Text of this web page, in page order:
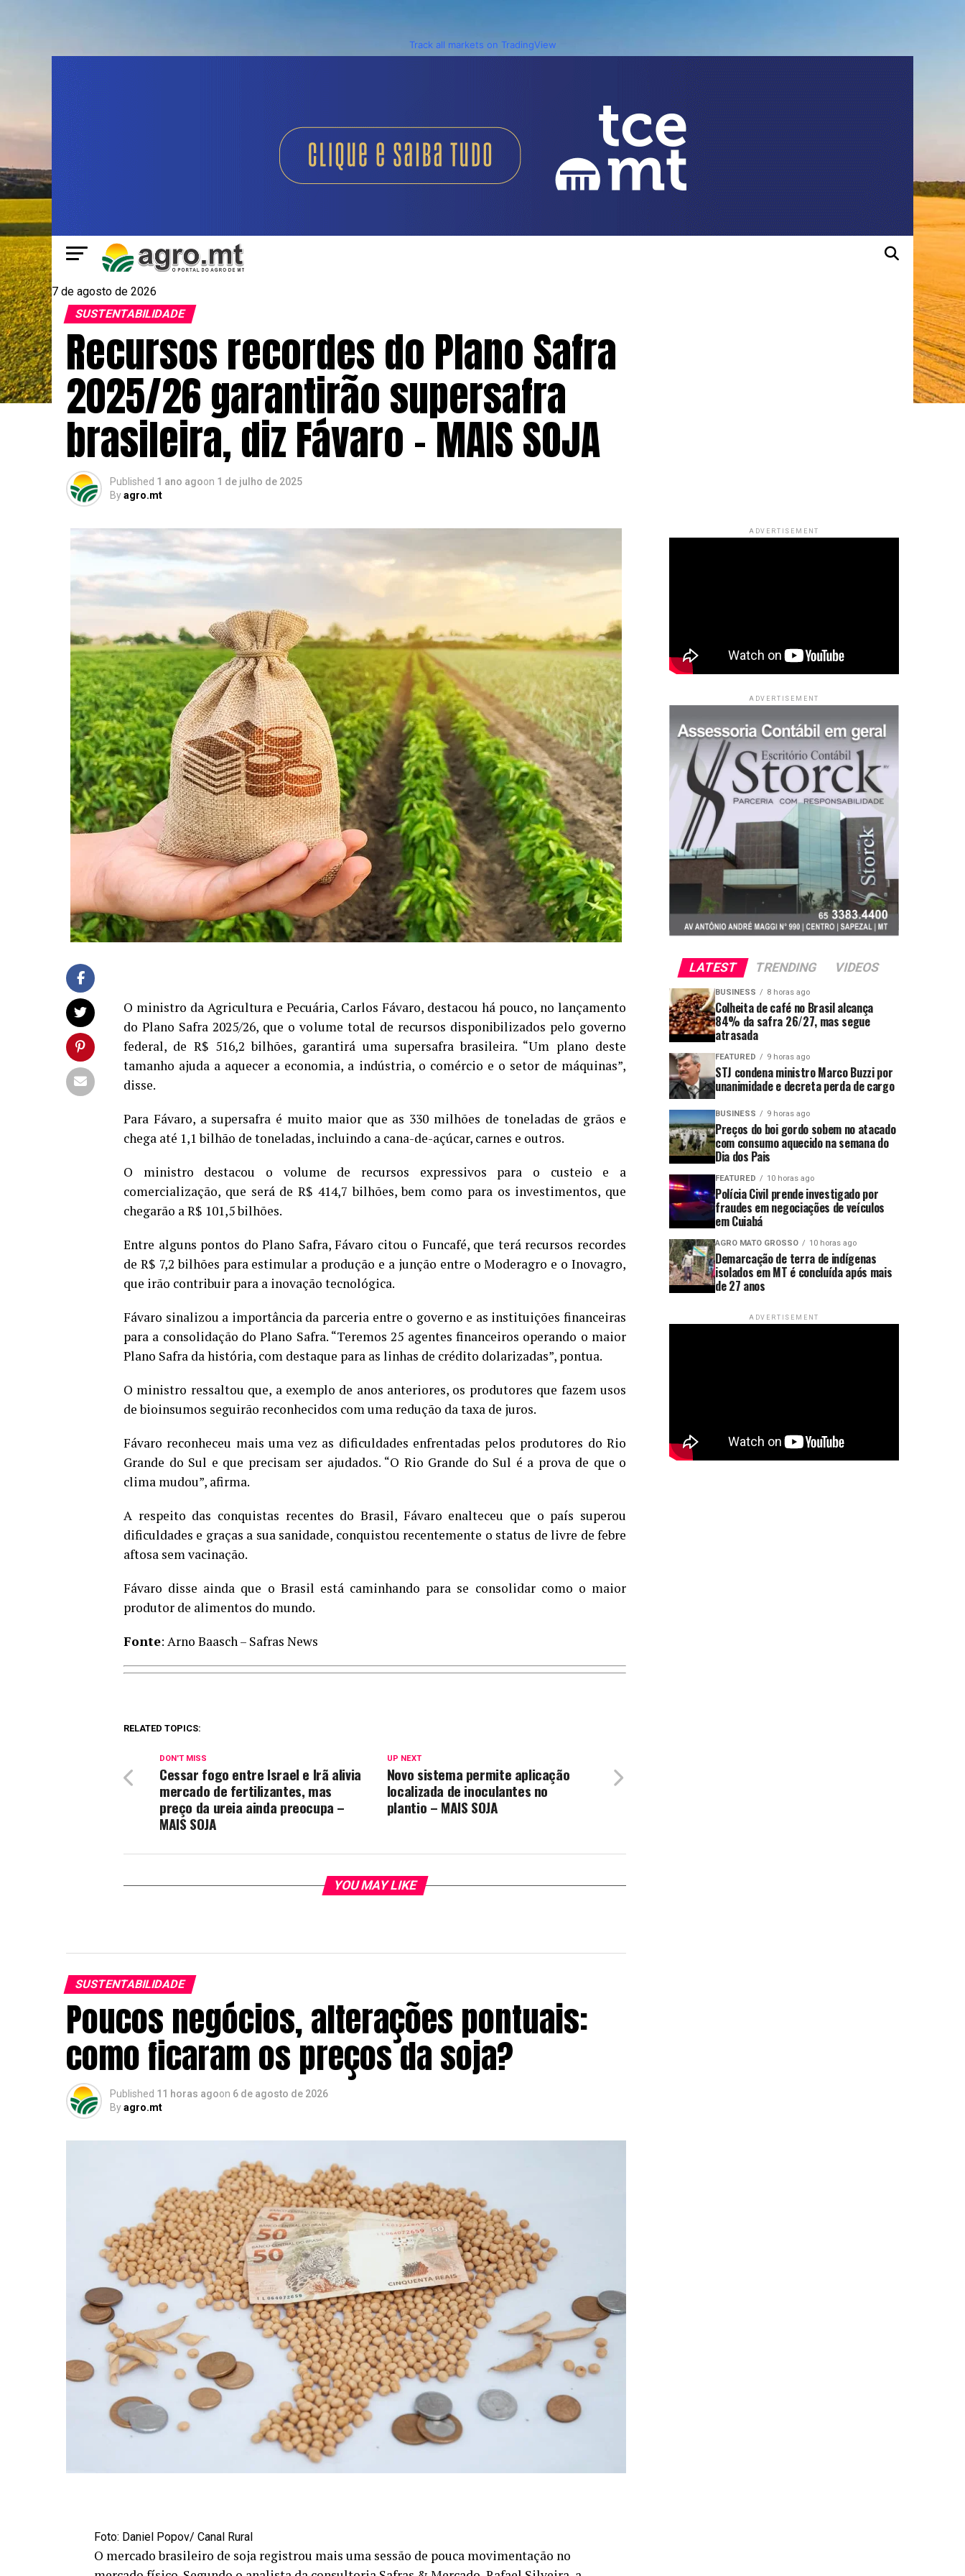
Track all markets on TradingView
7 de agosto de 2026
SUSTENTABILIDADE
Recursos recordes do Plano Safra
2025/26 garantirão supersafra
brasileira, diz Fávaro – MAIS SOJA
Published 1 ano agoon 1 de julho de 2025
Byagro.mt
O ministro da Agricultura e Pecuária, Carlos Fávaro, destacou há pouco, no lançamento
do Plano Safra 2025/26, que o volume total de recursos disponibilizados pelo governo
federal, de R$ 516,2 bilhões, garantirá uma supersafra brasileira. “Um plano deste
tamanho ajuda a aquecer a economia, a indústria, o comércio e o setor de máquinas”,
disse.
Para Fávaro, a supersafra é muito maior que as 330 milhões de toneladas de grãos e
chega até 1,1 bilhão de toneladas, incluindo a cana-de-açúcar, carnes e outros.
O ministro destacou o volume de recursos expressivos para o custeio e a
comercialização, que será de R$ 414,7 bilhões, bem como para os investimentos, que
chegarão a R$ 101,5 bilhões.
Entre alguns pontos do Plano Safra, Fávaro citou o Funcafé, que terá recursos recordes
de R$ 7,2 bilhões para estimular a produção e a junção entre o Moderagro e o Inovagro,
que irão contribuir para a inovação tecnológica.
Fávaro sinalizou a importância da parceria entre o governo e as instituições financeiras
para a consolidação do Plano Safra. “Teremos 25 agentes financeiros operando o maior
Plano Safra da história, com destaque para as linhas de crédito dolarizadas”, pontua.
O ministro ressaltou que, a exemplo de anos anteriores, os produtores que fazem usos
de bioinsumos seguirão reconhecidos com uma redução da taxa de juros.
Fávaro reconheceu mais uma vez as dificuldades enfrentadas pelos produtores do Rio
Grande do Sul e que precisam ser ajudados. “O Rio Grande do Sul é a prova de que o
clima mudou”, afirma.
A respeito das conquistas recentes do Brasil, Fávaro enalteceu que o país superou
dificuldades e graças a sua sanidade, conquistou recentemente o status de livre de febre
aftosa sem vacinação.
Fávaro disse ainda que o Brasil está caminhando para se consolidar como o maior
produtor de alimentos do mundo.
Fonte: Arno Baasch – Safras News
RELATED TOPICS:
UP NEXT
Novo sistema permite aplicação
localizada de inoculantes no
plantio – MAIS SOJA
DON'T MISS
Cessar fogo entre Israel e Irã alivia
mercado de fertilizantes, mas
preço da ureia ainda preocupa –
MAIS SOJA
YOU MAY LIKE
SUSTENTABILIDADE
Poucos negócios, alterações pontuais:
como ficaram os preços da soja?
Published 11 horas agoon 6 de agosto de 2026
Byagro.mt
Foto: Daniel Popov/ Canal Rural
O mercado brasileiro de soja registrou mais uma sessão de pouca movimentação no
ADVERTISEMENT
ADVERTISEMENT
LATEST TRENDING VIDEOS
BUSINESS 8 horas ago
Colheita de café no Brasil alcança
84% da safra 26/27, mas segue
atrasada
FEATURED 9 horas ago
STJ condena ministro Marco Buzzi por
unanimidade e decreta perda de cargo
BUSINESS 9 horas ago
Preços do boi gordo sobem no atacado
com consumo aquecido na semana do
Dia dos Pais
FEATURED 10 horas ago
Polícia Civil prende investigado por
fraudes em negociações de veículos
em Cuiabá
AGRO MATO GROSSO 10 horas ago
Demarcação de terra de indígenas
isolados em MT é concluída após mais
de 27 anos
ADVERTISEMENT